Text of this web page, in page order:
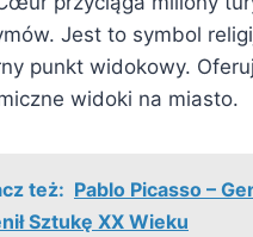
Jest to symbol
punkt widokowy.
widoki na miasto.
też: Pablo Picasso –
Sztukę XX Wieku